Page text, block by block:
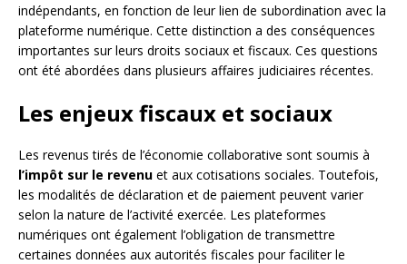
indépendants, en fonction de leur lien de subordination avec la
plateforme numérique. Cette distinction a des conséquences
importantes sur leurs droits sociaux et fiscaux. Ces questions
ont été abordées dans plusieurs affaires judiciaires récentes.
Les enjeux fiscaux et sociaux
Les revenus tirés de l’économie collaborative sont soumis à
l’impôt sur le revenu et aux cotisations sociales. Toutefois,
les modalités de déclaration et de paiement peuvent varier
selon la nature de l’activité exercée. Les plateformes
numériques ont également l’obligation de transmettre
certaines données aux autorités fiscales pour faciliter le